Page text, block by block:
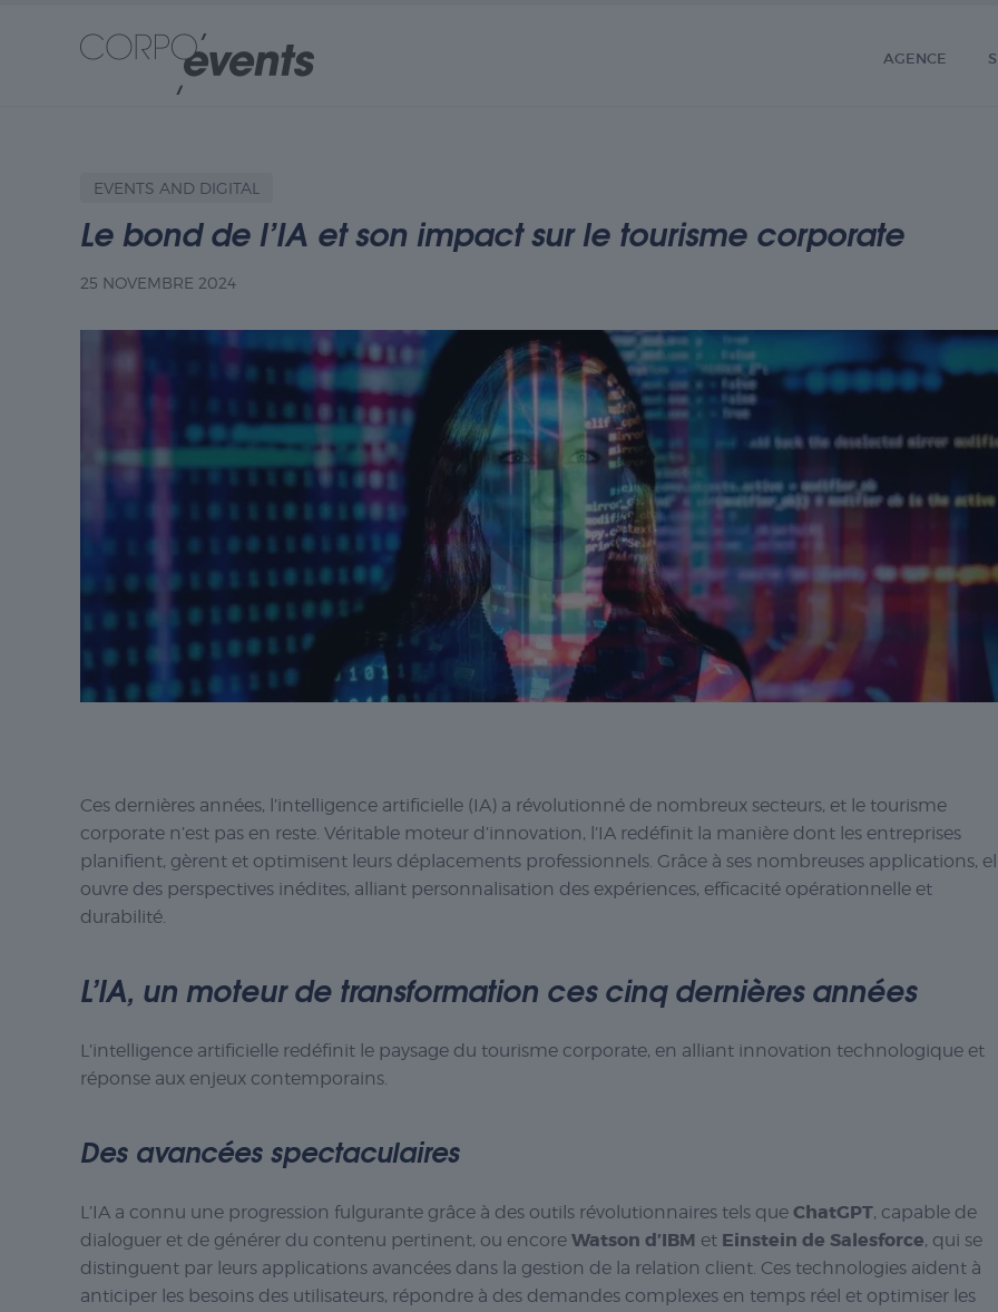
AGENCE
EVENTS AND DIGITAL
Le bond de l’IA et son impact sur le tourisme corporate
25 NOVEMBRE 2024
Ces dernières années, l’intelligence artificielle (IA) a révolutionné de nombreux secteurs, et le tourisme
corporate n’est pas en reste. Véritable moteur d’innovation, l’IA redéfinit la manière dont les entreprises
planifient, gèrent et optimisent leurs déplacements professionnels. Grâce à ses nombreuses applications,
ouvre des perspectives inédites, alliant personnalisation des expériences, efficacité opérationnelle et
durabilité.
L’IA, un moteur de transformation ces cinq dernières années
L’intelligence artificielle redéfinit le paysage du tourisme corporate, en alliant innovation technologique et
réponse aux enjeux contemporains.
Des avancées spectaculaires
L’IA a connu une progression fulgurante grâce à des outils révolutionnaires tels que ChatGPT, capable de
dialoguer et de générer du contenu pertinent, ou encore Watson d’IBM et Einstein de Salesforce, qui se
distinguent par leurs applications avancées dans la gestion de la relation client. Ces technologies aident à
anticiper les besoins des utilisateurs, répondre à des demandes complexes en temps réel et optimiser les